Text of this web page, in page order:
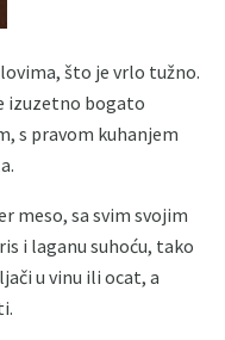
što je vrlo tužno.
izuzetno bogato
s pravom kuhanjem
meso, sa svim svojim
i laganu suhoću, tako
u vinu ili ocat, a